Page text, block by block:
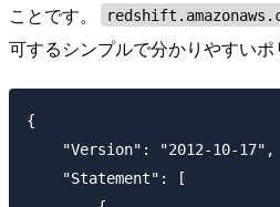
ことです。
可するシンプルで分かりやすいポ
{
    "Version": "2012-10-17",
    "Statement": [